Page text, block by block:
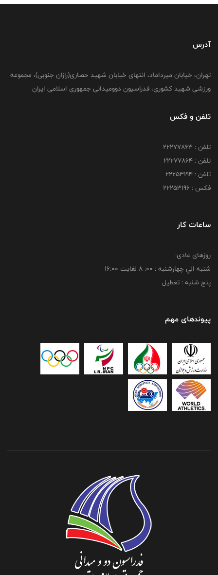
آدرس
تهران، خیابان میرداماد، انتهای خیابان شهید حصاری(رازان جنوبی)، مجموعه
ورزشی شهید کشوری، فدراسیون دوومیدانی جمهوری اسلامی ایران
تلفن و فکس
تلفن : 22277863
تلفن : 22277864
تلفن : 22253194
فکس : 22253196
ساعات کار
روزهای عادی:
شنبه الي چهارشنبه : 00: 8 لغايت 16:00
پنج شنبه : تعطیل
پیوندهای مهم